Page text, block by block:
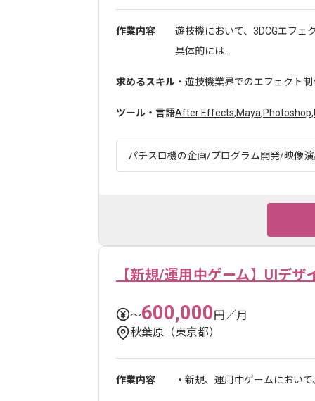
作業内容
遊技機において、3DCGエフェ
具体的には...
求めるスキル ・遊技機業界でのエフェクト
ツール・言語After Effects,Maya,Photoshop,
パチスロ機の企画/プログラム開発/映像
【新規/運用中ゲーム】UIデザ
〜600,000円／月
秋葉原（東京都）
作業内容
・新規、運用中ゲームにおい